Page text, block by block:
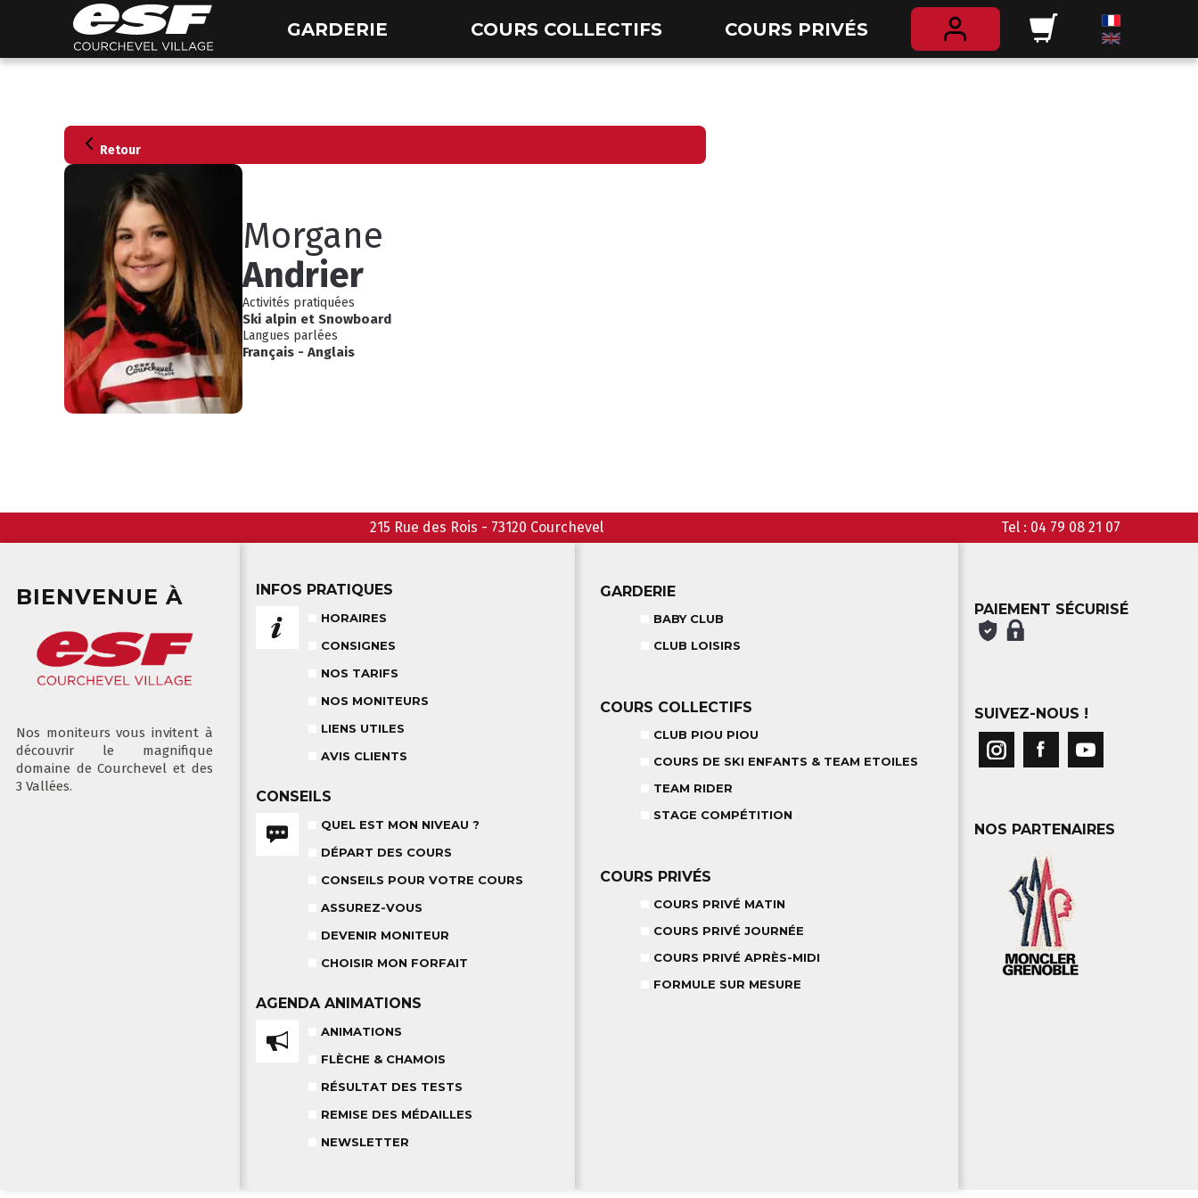
GARDERIE COURS COLLECTIFS COURS PRIVÉS
Retour
Morgane
Andrier
Activités pratiquées
Ski alpin et Snowboard
Langues parlées
Français - Anglais
215 Rue des Rois - 73120 Courchevel Tel : 04 79 08 21 07
BIENVENUE À
Nos moniteurs vous invitent à
découvrir le magnifique
domaine de Courchevel et des
3 Vallées.
INFOS PRATIQUES
HORAIRES
CONSIGNES
NOS TARIFS
NOS MONITEURS
LIENS UTILES
AVIS CLIENTS
CONSEILS
QUEL EST MON NIVEAU ?
DÉPART DES COURS
CONSEILS POUR VOTRE COURS
ASSUREZ-VOUS
DEVENIR MONITEUR
CHOISIR MON FORFAIT
AGENDA ANIMATIONS
ANIMATIONS
FLÈCHE & CHAMOIS
RÉSULTAT DES TESTS
REMISE DES MÉDAILLES
NEWSLETTER
GARDERIE
BABY CLUB
CLUB LOISIRS
COURS COLLECTIFS
CLUB PIOU PIOU
COURS DE SKI ENFANTS & TEAM ETOILES
TEAM RIDER
STAGE COMPÉTITION
COURS PRIVÉS
COURS PRIVÉ MATIN
COURS PRIVÉ JOURNÉE
COURS PRIVÉ APRÈS-MIDI
FORMULE SUR MESURE
PAIEMENT SÉCURISÉ
SUIVEZ-NOUS !
NOS PARTENAIRES